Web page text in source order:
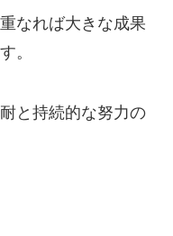
なれば大きな成果
。
と持続的な努力の